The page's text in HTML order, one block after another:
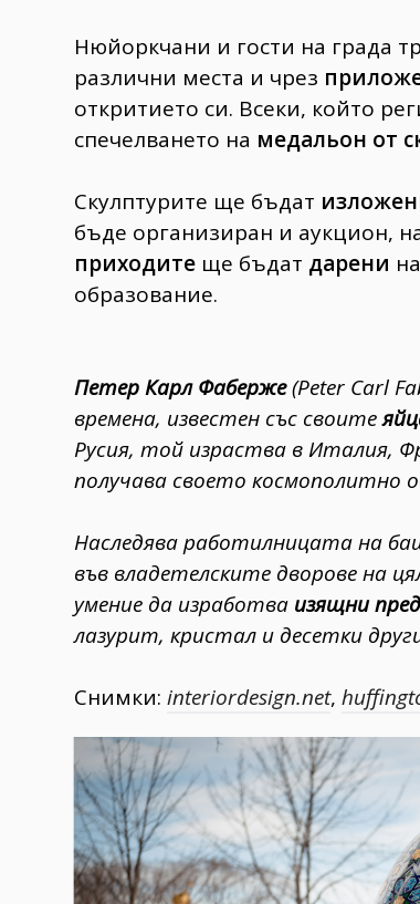
Нюйоркчани и гости на града
различни места и чрез
откритието си. Всеки, който
спечелването на медальон от
Скулптурите ще бъдат
бъде организиран и аукцион,
приходите ще бъдат дарени
образование.
Петер Карл Фаберже(Peter Carl
времена, известен със своите
Русия, той израства в Италия,
получава своето космополитно
Наследява работилницата на
във владетелските дворове на
умение да изработва изящни
лазурит, кристал и десетки
Снимки: interiordesign.net,